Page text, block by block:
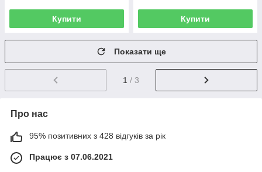
Отримати
У Києві доставка здійснюється кур'єром, Україною
– Новою Поштою або іншими перевізниками.
Оформити замовлення!
Купити Купити
Показати ще
1 / 3
Про нас
95% позитивних з 428 відгуків за рік
Працює з 07.06.2021